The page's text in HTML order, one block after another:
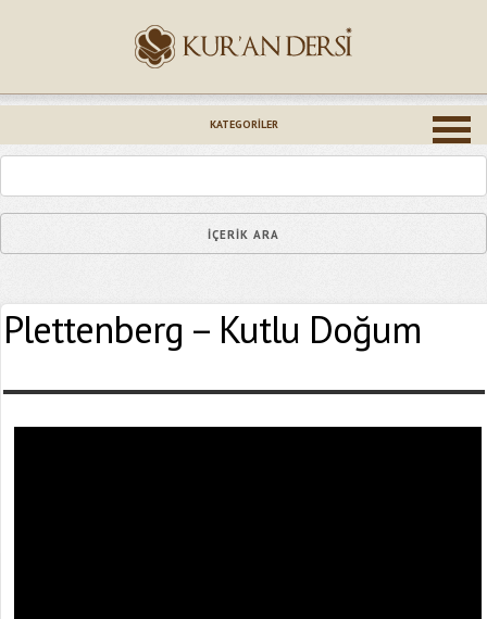
KATEGORILER
Plettenberg – Kutlu Doğum
Epostanız (*)
Yaşadığınız Hatanın Ayrıntıları